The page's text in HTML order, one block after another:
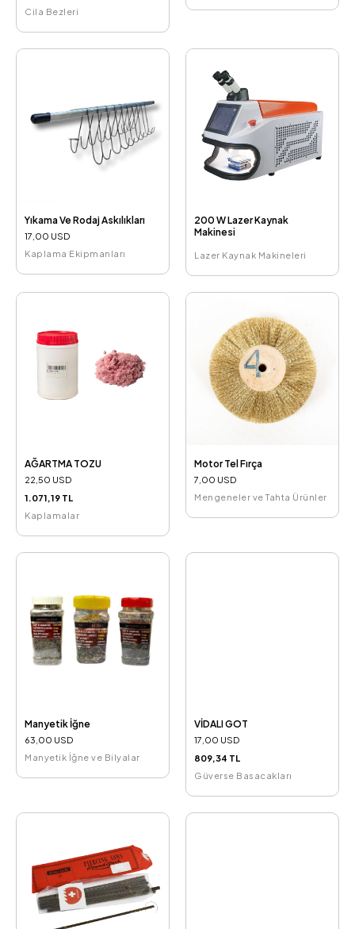
Cila Bezleri
Yıkama Ve Rodaj Askılıkları
17,00 USD
Kaplama Ekipmanları
200 W Lazer Kaynak
Makinesi
Lazer Kaynak Makineleri
AĞARTMA TOZU
22,50 USD
1.071,19 TL
Kaplamalar
Motor Tel Fırça
7,00 USD
Mengeneler ve Tahta Ürünler
Manyetik İğne
63,00 USD
Manyetik İğne ve Bilyalar
VİDALI GOT
17,00 USD
809,34 TL
Güverse Basacakları